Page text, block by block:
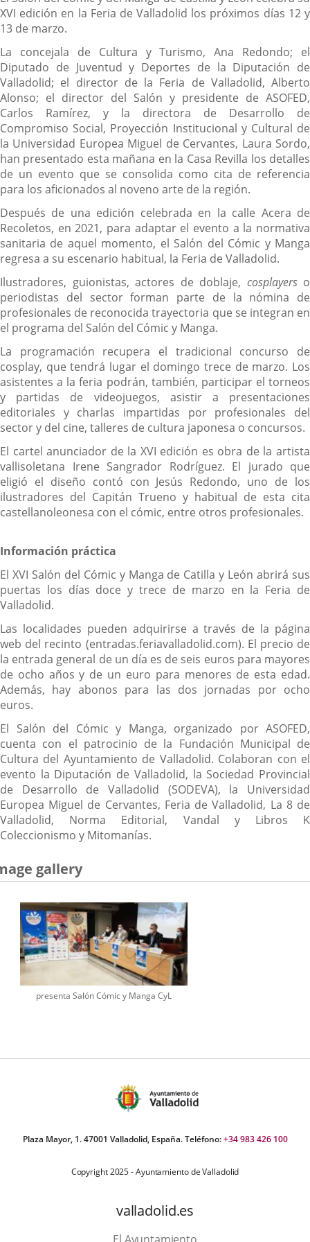
XVI edición en la Feria de Valladolid los próximos días 12 y
13 de marzo.
La concejala de Cultura y Turismo, Ana Redondo; el
Diputado de Juventud y Deportes de la Diputación de
Valladolid; el director de la Feria de Valladolid, Alberto
Alonso; el director del Salón y presidente de ASOFED,
Carlos Ramírez, y la directora de Desarrollo de
Compromiso Social, Proyección Institucional y Cultural de
la Universidad Europea Miguel de Cervantes, Laura Sordo,
han presentado esta mañana en la Casa Revilla los detalles
de un evento que se consolida como cita de referencia
para los aficionados al noveno arte de la región.
Después de una edición celebrada en la calle Acera de
Recoletos, en 2021, para adaptar el evento a la normativa
sanitaria de aquel momento, el Salón del Cómic y Manga
regresa a su escenario habitual, la Feria de Valladolid.
Ilustradores, guionistas, actores de doblaje, cosplayerso
periodistas del sector forman parte de la nómina de
profesionales de reconocida trayectoria que se integran en
el programa del Salón del Cómic y Manga.
La programación recupera el tradicional concurso de
cosplay, que tendrá lugar el domingo trece de marzo. Los
asistentes a la feria podrán, también, participar el torneos
y partidas de videojuegos, asistir a presentaciones
editoriales y charlas impartidas por profesionales del
sector y del cine, talleres de cultura japonesa o concursos.
El cartel anunciador de la XVI edición es obra de la artista
vallisoletana Irene Sangrador Rodríguez. El jurado que
eligió el diseño contó con Jesús Redondo, uno de los
ilustradores del Capitán Trueno y habitual de esta cita
castellanoleonesa con el cómic, entre otros profesionales.
Información práctica
El XVI Salón del Cómic y Manga de Catilla y León abrirá sus
puertas los días doce y trece de marzo en la Feria de
Valladolid.
Las localidades pueden adquirirse a través de la página
web del recinto (entradas.feriavalladolid.com). El precio de
la entrada general de un día es de seis euros para mayores
de ocho años y de un euro para menores de esta edad.
Además, hay abonos para las dos jornadas por ocho
euros.
El Salón del Cómic y Manga, organizado por ASOFED,
cuenta con el patrocinio de la Fundación Municipal de
Cultura del Ayuntamiento de Valladolid. Colaboran con el
evento la Diputación de Valladolid, la Sociedad Provincial
de Desarrollo de Valladolid (SODEVA), la Universidad
Europea Miguel de Cervantes, Feria de Valladolid, La 8 de
Valladolid, Norma Editorial, Vandal y Libros K
Coleccionismo y Mitomanías.
gallery
presenta Salón Cómic y Manga CyL
Plaza Mayor, 1. 47001 Valladolid, España. Teléfono:+34 983 426 100
Copyright 2025 - Ayuntamiento de Valladolid
valladolid.es